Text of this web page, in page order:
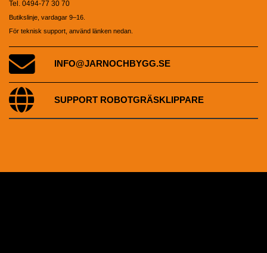
Tel. 0494-77 30 70
Butikslinje, vardagar 9–16.
För teknisk support, använd länken nedan.
INFO@JARNOCHBYGG.SE
SUPPORT ROBOTGRÄSKLIPPARE